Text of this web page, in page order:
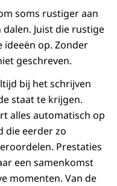
soms rustiger aan
Juist die rustige
ideeën op. Zonder
geschreven.
bij het schrijven
staat te krijgen.
alles automatisch op
die eerder zo
Prestaties
een samenkomst
momenten. Van de